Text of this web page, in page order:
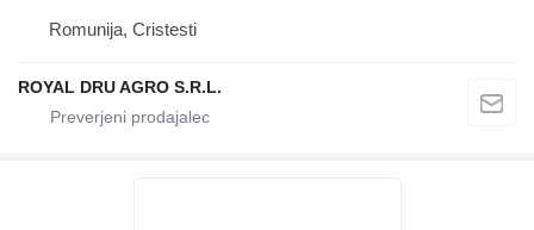
Romunija, Cristesti
ROYAL DRU AGRO S.R.L.